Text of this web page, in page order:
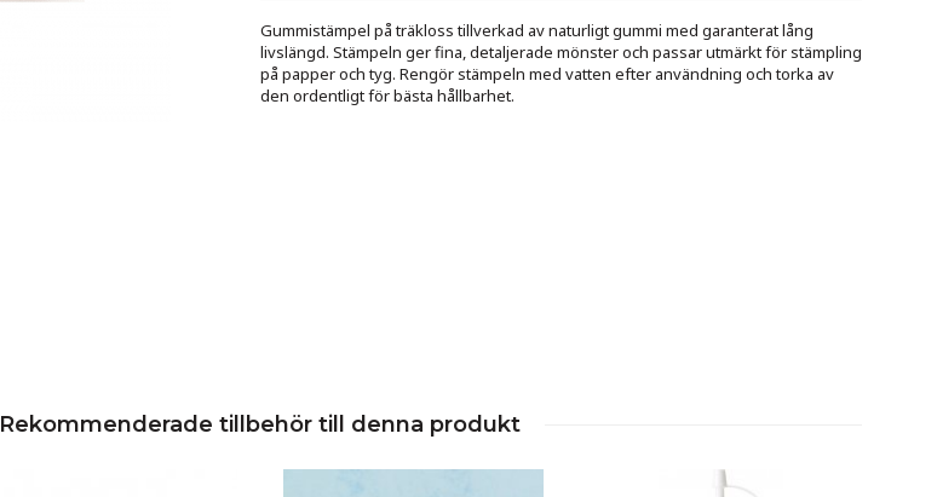
Gummistämpel på träkloss tillverkad av naturligt gummi med garanterat lång
livslängd. Stämpeln ger fina, detaljerade mönster och passar utmärkt för stämpling
på papper och tyg. Rengör stämpeln med vatten efter användning och torka av
den ordentligt för bästa hållbarhet.
Rekommenderade tillbehör till denna produkt